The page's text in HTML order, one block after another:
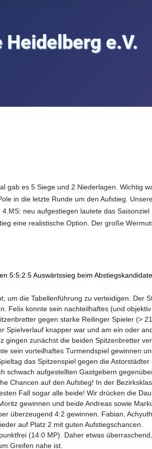
e.V.
es 5 Siege und 2 Niederlagen. Wichtig
in die letzte Runde um den Aufstieg.
neu aufgestiegen lautete das
eine realistische Option. Der große
5:5:2.5 Auswärtssieg beim
die Tabellenführung zu verteidigen. Der
konnte sein nachteilhaftes (und
gegen starke Reilinger Spieler (>
knapper war und am ein oder
zunächst die beiden Spitzenbretter
sein vorteilhaftes Turmendspiel gewinnen
das Spitzenspiel gegen die
aufgestellten Gastgebern
Chancen auf den Aufstieg! In der
Fall sogar alle beide! Wir drücken die
gewinnen und beide Andreas sowie
überzeugend 4:2 gewinnen. Fabian,
auf Platz 2 mit guten Aufstiegschancen.
(14:0 MP). Daher etwas
Greifen nahe ist.